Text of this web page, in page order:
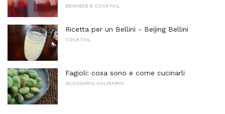
BEVANDE E COCKTAIL
Ricetta per un Bellini - Beijing Bellini
COCKTAIL
Fagioli: cosa sono e come cucinarli
GLOSSARIO CULINARIO